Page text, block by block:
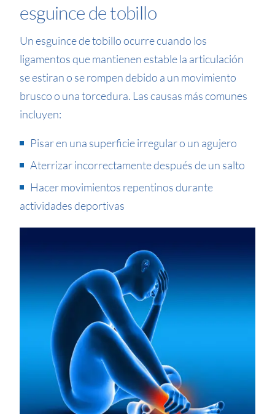
esguince de tobillo
Un esguince de tobillo ocurre cuando los
ligamentos que mantienen estable la articulación
se estiran o se rompen debido a un movimiento
brusco o una torcedura. Las causas más comunes
incluyen:
Pisar en una superficie irregular o un agujero
Aterrizar incorrectamente después de un salto
Hacer movimientos repentinos durante
actividades deportivas